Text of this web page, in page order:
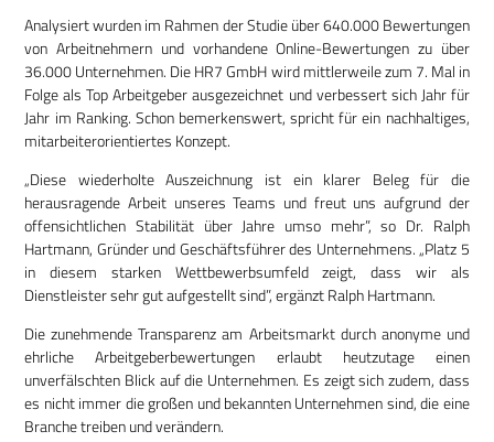
Analysiert wurden im Rahmen der Studie über 640.000 Bewertungen
von Arbeitnehmern und vorhandene Online-Bewertungen zu über
36.000 Unternehmen. Die HR7 GmbH wird mittlerweile zum 7. Mal in
Folge als Top Arbeitgeber ausgezeichnet und verbessert sich Jahr für
Jahr im Ranking. Schon bemerkenswert, spricht für ein nachhaltiges,
mitarbeiterorientiertes Konzept.
„Diese wiederholte Auszeichnung ist ein klarer Beleg für die
herausragende Arbeit unseres Teams und freut uns aufgrund der
offensichtlichen Stabilität über Jahre umso mehr”, so Dr. Ralph
Hartmann, Gründer und Geschäftsführer des Unternehmens. „Platz 5
in diesem starken Wettbewerbsumfeld zeigt, dass wir als
Dienstleister sehr gut aufgestellt sind”, ergänzt Ralph Hartmann.
Die zunehmende Transparenz am Arbeitsmarkt durch anonyme und
ehrliche Arbeitgeberbewertungen erlaubt heutzutage einen
unverfälschten Blick auf die Unternehmen. Es zeigt sich zudem, dass
es nicht immer die großen und bekannten Unternehmen sind, die eine
Branche treiben und verändern.